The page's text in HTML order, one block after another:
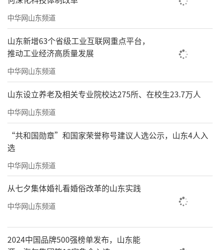
中华网山东频道
山东新增63个省级工业互联网重点平台，
推动工业经济高质量发展
中华网山东频道
山东设立养老及相关专业院校达275所、在校生23.7万人
中华网山东频道
“共和国勋章”和国家荣誉称号建议人选公示，山东4人入
选
中华网山东频道
从七夕集体婚礼看婚俗改革的山东实践
中华网山东频道
2024中国品牌500强榜单发布，山东能